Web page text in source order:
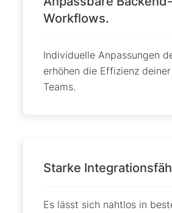
Workflows.
Individuelle Anpassungen
erhöhen die Effizienz
Teams.
Starke
Es lässt sich nahtlos in